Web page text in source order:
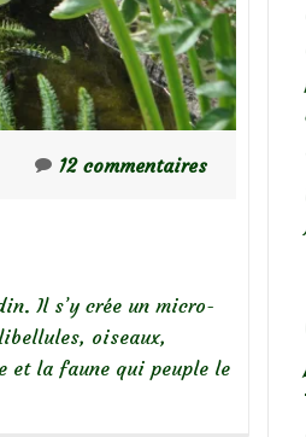
12 commentaires
Il s’y crée un micro-
oiseaux,
et la faune qui peuple le